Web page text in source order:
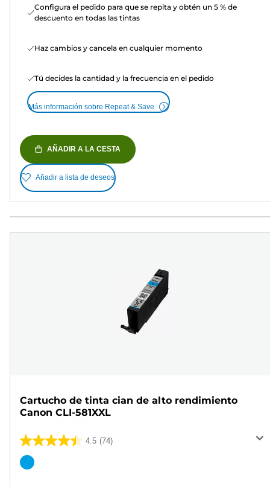
Configura el pedido para que se repita y obtén un 5 % de
descuento en todas las tintas
Haz cambios y cancela en cualquier momento
Tú decides la cantidad y la frecuencia en el pedido
Más información sobre Repeat & Save
AÑADIR A LA CESTA
Añadir a lista de deseos
Cartucho de tinta cian de alto rendimiento
Canon CLI-581XXL
4.5 (74)
4.5
de
Cartucho